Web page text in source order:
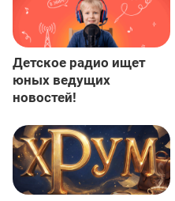
Детское радио ищет
юных ведущих
новостей!